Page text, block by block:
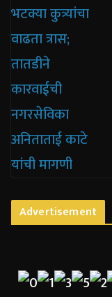
Advertisement